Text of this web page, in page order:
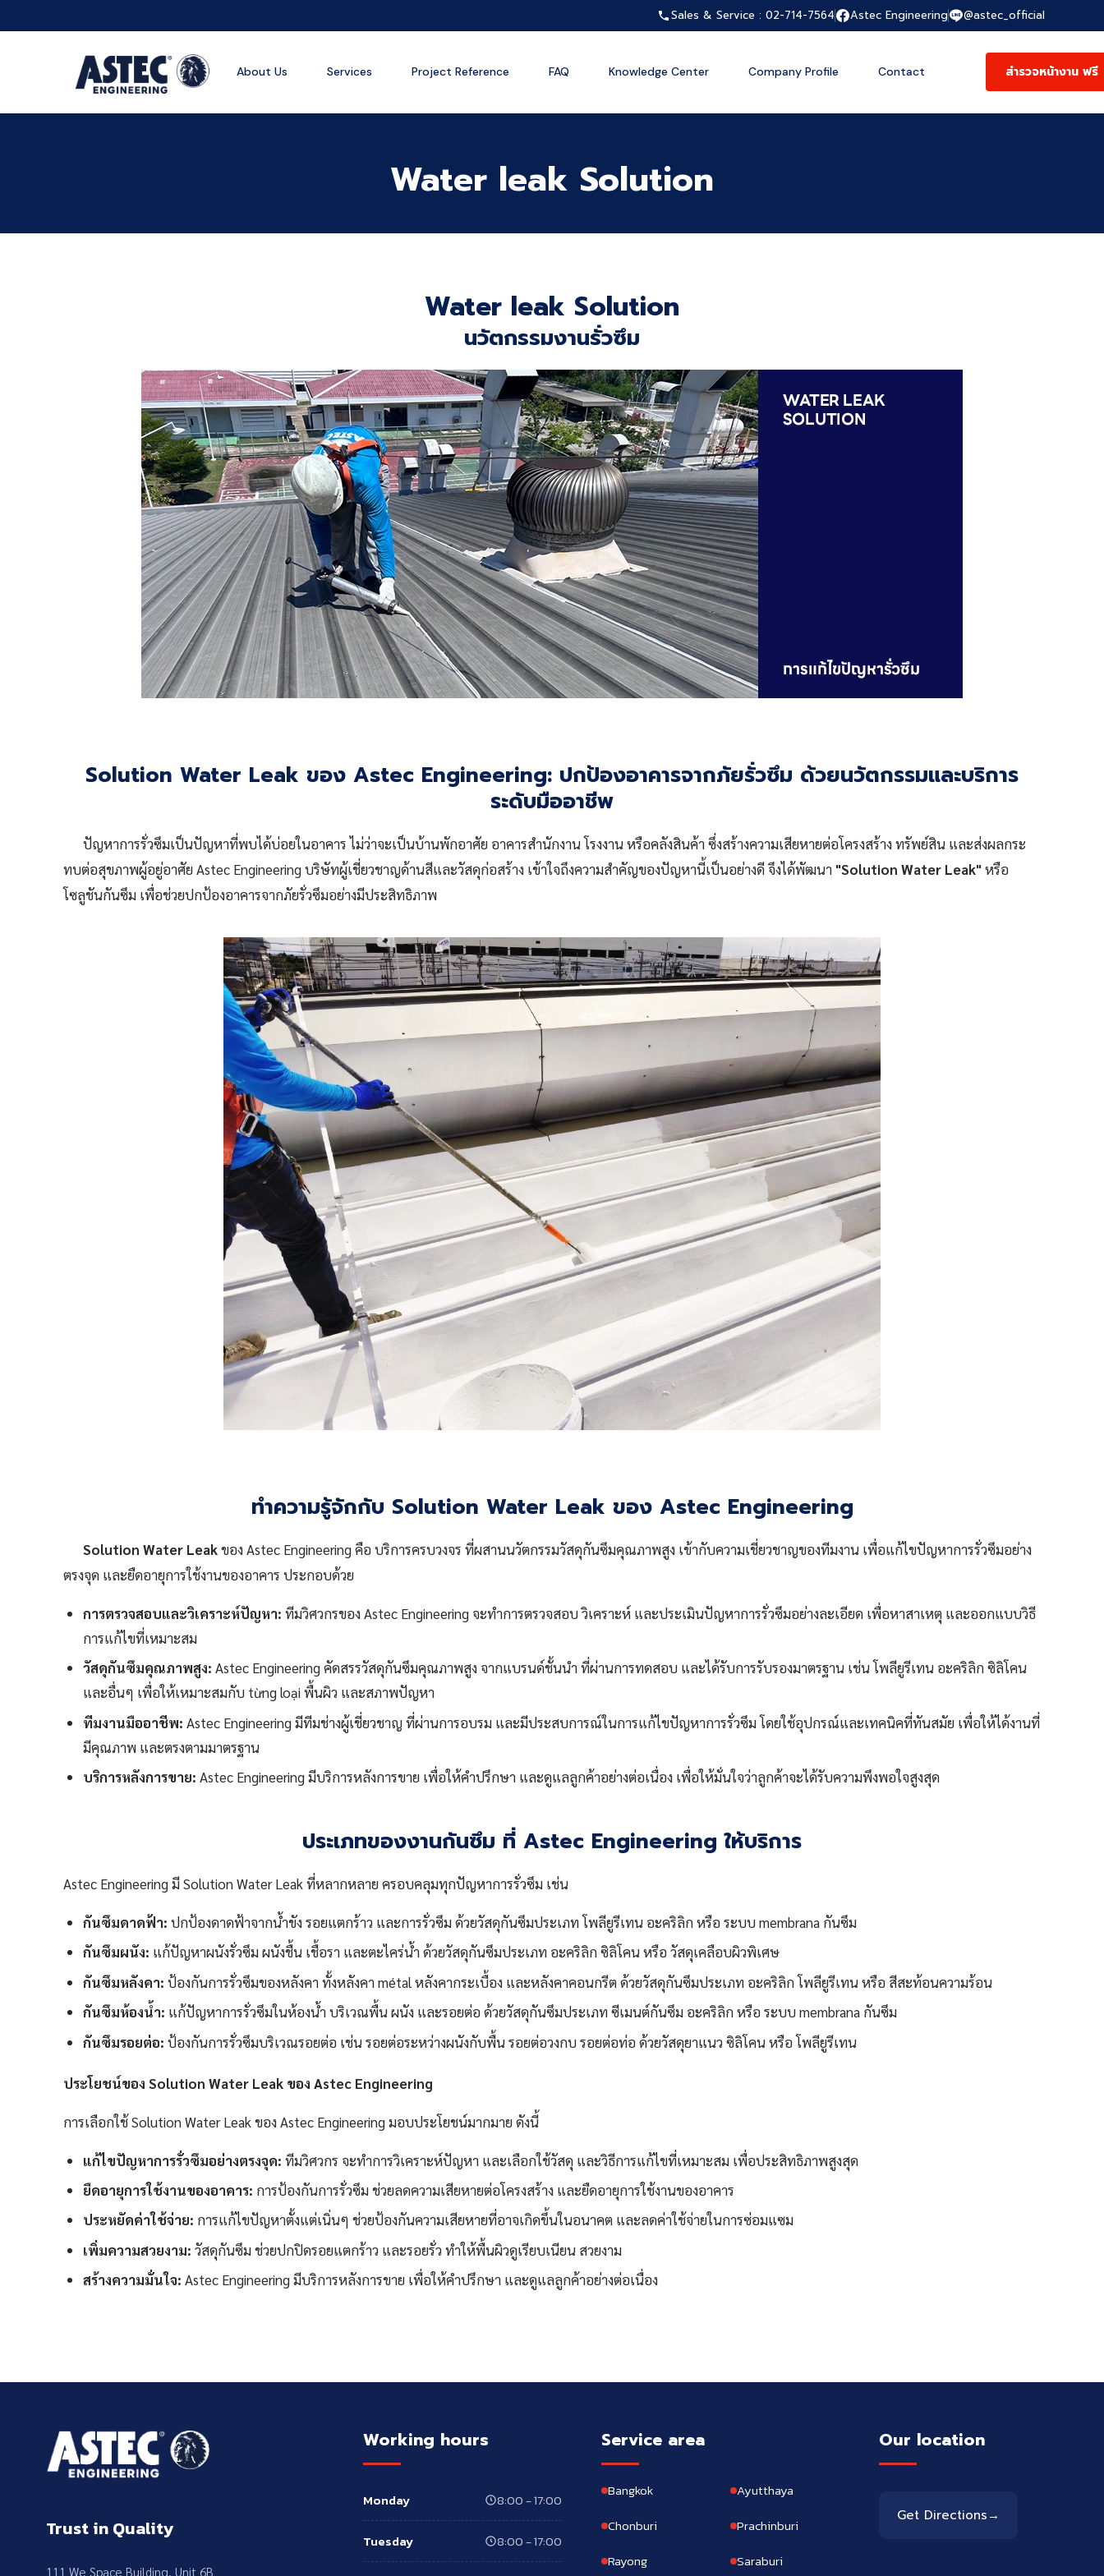
Sales & Service : 02-714-7564 Astec Engineering @astec_official
About Us Services Project Reference FAQ Knowledge Center Company Profile Contact สำรวจหน้างาน ฟรี
Water leak Solution
Water leak Solution
นวัตกรรมงานรั่วซึม
Solution Water Leak ของ Astec Engineering: ปกป้องอาคารจากภัยรั่วซึม ด้วยนวัตกรรมและบริการ
ระดับมืออาชีพ
ปัญหาการรั่วซึมเป็นปัญหาที่พบได้บ่อยในอาคาร ไม่ว่าจะเป็นบ้านพักอาศัย อาคารสำนักงาน โรงงาน หรือคลังสินค้า ซึ่งสร้างความเสียหายต่อโครงสร้าง ทรัพย์สิน และส่งผลกระ
ทบต่อสุขภาพผู้อยู่อาศัย Astec Engineering บริษัทผู้เชี่ยวชาญด้านสีและวัสดุก่อสร้าง เข้าใจถึงความสำคัญของปัญหานี้เป็นอย่างดี จึงได้พัฒนา "Solution Water Leak"หรือ
โซลูชันกันซึม เพื่อช่วยปกป้องอาคารจากภัยรั่วซึมอย่างมีประสิทธิภาพ
ทำความรู้จักกับ Solution Water Leak ของ Astec Engineering
Solution Water Leakของ Astec Engineering คือ บริการครบวงจร ที่ผสานนวัตกรรมวัสดุกันซึมคุณภาพสูง เข้ากับความเชี่ยวชาญของทีมงาน เพื่อแก้ไขปัญหาการรั่วซึมอย่าง
ตรงจุด และยืดอายุการใช้งานของอาคาร ประกอบด้วย
การตรวจสอบและวิเคราะห์ปัญหา: ทีมวิศวกรของ Astec Engineering จะทำการตรวจสอบ วิเคราะห์ และประเมินปัญหาการรั่วซึมอย่างละเอียด เพื่อหาสาเหตุ และออกแบบวิธี
การแก้ไขที่เหมาะสม
วัสดุกันซึมคุณภาพสูง: Astec Engineering คัดสรรวัสดุกันซึมคุณภาพสูง จากแบรนด์ชั้นนำ ที่ผ่านการทดสอบ และได้รับการรับรองมาตรฐาน เช่น โพลียูรีเทน อะคริลิก ซิลิโคน
และอื่นๆ เพื่อให้เหมาะสมกับ từng loại พื้นผิว และสภาพปัญหา
ทีมงานมืออาชีพ: Astec Engineering มีทีมช่างผู้เชี่ยวชาญ ที่ผ่านการอบรม และมีประสบการณ์ในการแก้ไขปัญหาการรั่วซึม โดยใช้อุปกรณ์และเทคนิคที่ทันสมัย เพื่อให้ได้งานที่
มีคุณภาพ และตรงตามมาตรฐาน
บริการหลังการขาย: Astec Engineering มีบริการหลังการขาย เพื่อให้คำปรึกษา และดูแลลูกค้าอย่างต่อเนื่อง เพื่อให้มั่นใจว่าลูกค้าจะได้รับความพึงพอใจสูงสุด
ประเภทของงานกันซึม ที่ Astec Engineering ให้บริการ
Astec Engineering มี Solution Water Leak ที่หลากหลาย ครอบคลุมทุกปัญหาการรั่วซึม เช่น
กันซึมดาดฟ้า: ปกป้องดาดฟ้าจากน้ำขัง รอยแตกร้าว และการรั่วซึม ด้วยวัสดุกันซึมประเภท โพลียูรีเทน อะคริลิก หรือ ระบบ membrana กันซึม
กันซึมผนัง: แก้ปัญหาผนังรั่วซึม ผนังชื้น เชื้อรา และตะไคร่น้ำ ด้วยวัสดุกันซึมประเภท อะคริลิก ซิลิโคน หรือ วัสดุเคลือบผิวพิเศษ
กันซึมหลังคา: ป้องกันการรั่วซึมของหลังคา ทั้งหลังคา métal หลังคากระเบื้อง และหลังคาคอนกรีต ด้วยวัสดุกันซึมประเภท อะคริลิก โพลียูรีเทน หรือ สีสะท้อนความร้อน
กันซึมห้องน้ำ: แก้ปัญหาการรั่วซึมในห้องน้ำ บริเวณพื้น ผนัง และรอยต่อ ด้วยวัสดุกันซึมประเภท ซีเมนต์กันซึม อะคริลิก หรือ ระบบ membrana กันซึม
กันซึมรอยต่อ: ป้องกันการรั่วซึมบริเวณรอยต่อ เช่น รอยต่อระหว่างผนังกับพื้น รอยต่อวงกบ รอยต่อท่อ ด้วยวัสดุยาแนว ซิลิโคน หรือ โพลียูรีเทน
ประโยชน์ของ Solution Water Leak ของ Astec Engineering
การเลือกใช้ Solution Water Leak ของ Astec Engineering มอบประโยชน์มากมาย ดังนี้
แก้ไขปัญหาการรั่วซึมอย่างตรงจุด: ทีมวิศวกร จะทำการวิเคราะห์ปัญหา และเลือกใช้วัสดุ และวิธีการแก้ไขที่เหมาะสม เพื่อประสิทธิภาพสูงสุด
ยืดอายุการใช้งานของอาคาร: การป้องกันการรั่วซึม ช่วยลดความเสียหายต่อโครงสร้าง และยืดอายุการใช้งานของอาคาร
ประหยัดค่าใช้จ่าย: การแก้ไขปัญหาตั้งแต่เนิ่นๆ ช่วยป้องกันความเสียหายที่อาจเกิดขึ้นในอนาคต และลดค่าใช้จ่ายในการซ่อมแซม
เพิ่มความสวยงาม: วัสดุกันซึม ช่วยปกปิดรอยแตกร้าว และรอยรั่ว ทำให้พื้นผิวดูเรียบเนียน สวยงาม
สร้างความมั่นใจ: Astec Engineering มีบริการหลังการขาย เพื่อให้คำปรึกษา และดูแลลูกค้าอย่างต่อเนื่อง
Trust in Quality
111 We Space Building, Unit 6B
Working hours
Monday 8:00 - 17:00
Tuesday 8:00 - 17:00
Service area
Bangkok
Ayutthaya
Chonburi
Prachinburi
Rayong
Saraburi
Our location
Get Directions→